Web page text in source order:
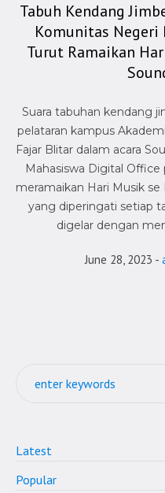
Tabuh Kendang
Komunitas Negeri
Turut Ramaikan
Suara tabuhan kendang
pelataran kampus
Fajar Blitar dalam acara
Mahasiswa Digital Office
meramaikan Hari Musik
yang diperingati setiap
digelar dengan
June 28, 2023
Latest
Popular